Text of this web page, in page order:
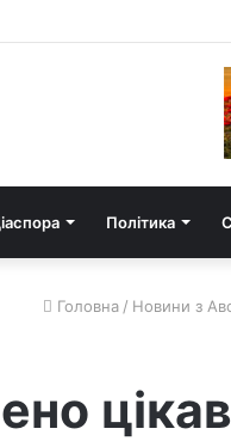
Політика
Головна / Новини з